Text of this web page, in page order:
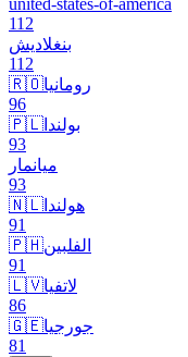
united-states-of-america
112
بنغلاديش
112
🇷🇴رومانيا
96
🇵🇱 بولندا
93
ميانمار
93
🇳🇱 هولندا
91
🇵🇭الفلبين
91
🇱🇻لاتفيا
86
🇬🇪جورجيا
81